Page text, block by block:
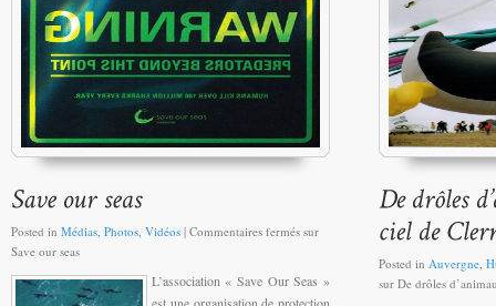
Posted in Médias, Photos, Vidéos | Commentaires fermés sur
Save our seas
L’association « Save Our Seas »
Posted in Auvergne
sur De drôles